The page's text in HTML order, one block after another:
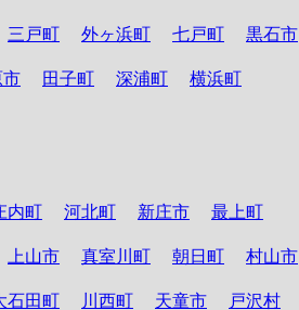
三戸町 外ヶ浜町 七戸町 黒石市
市 田子町 深浦町 横浜町
内町 河北町 新庄市 最上町
上山市 真室川町 朝日町 村山市
石田町 川西町 天童市 戸沢村